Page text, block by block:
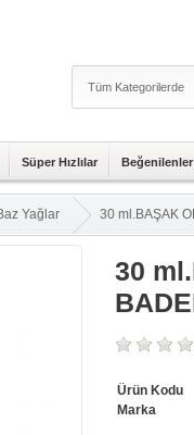
Süper Hızlılar Beğenilenler
Yağlar 30 ml.BAŞAK
30
Ürün Kodu
Marka